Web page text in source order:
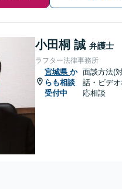
小田桐 誠 弁護士
ラフター法律事務所
宮城県 か
らも相談
受付中
面談方法(
話・ビデ
応相談